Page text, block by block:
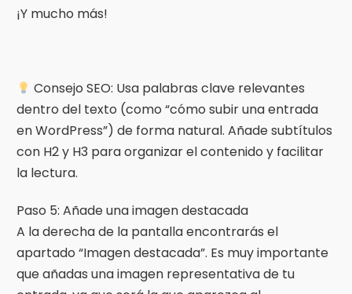
¡Y mucho más!
Consejo SEO: Usa palabras clave relevantes
dentro del texto (como “cómo subir una entrada
en WordPress”) de forma natural. Añade subtítulos
con H2 y H3 para organizar el contenido y facilitar
la lectura.
Paso 5: Añade una imagen destacada
A la derecha de la pantalla encontrarás el
apartado “Imagen destacada”. Es muy importante
que añadas una imagen representativa de tu